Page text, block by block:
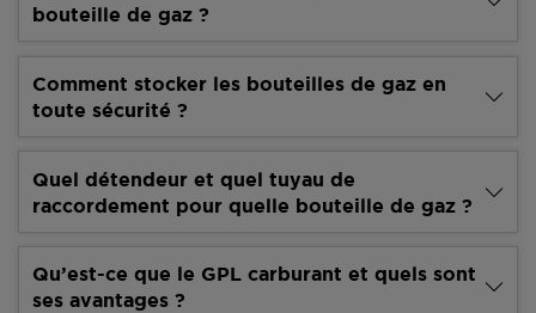
bouteille de gaz ?
Comment stocker les bouteilles de gaz en
toute sécurité ?
Quel détendeur et quel tuyau de
raccordement pour quelle bouteille de gaz ?
Qu’est-ce que le GPL carburant et quels sont
ses avantages ?